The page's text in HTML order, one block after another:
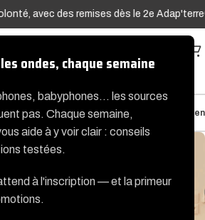
ondes, chaque semaine
babyphones… les sources
pas. Chaque semaine,
aide à y voir clair : conseils
testées.
à l'inscription — et la primeur
avec des remises dès le 2e
Plus ancien